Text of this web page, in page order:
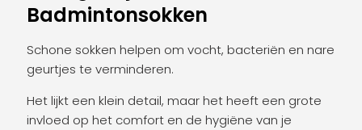
Badmintonsokken
Schone sokken helpen om vocht, bacteriën en nare
geurtjes te verminderen.
Het lijkt een klein detail, maar het heeft een grote
invloed op het comfort en de hygiëne van je